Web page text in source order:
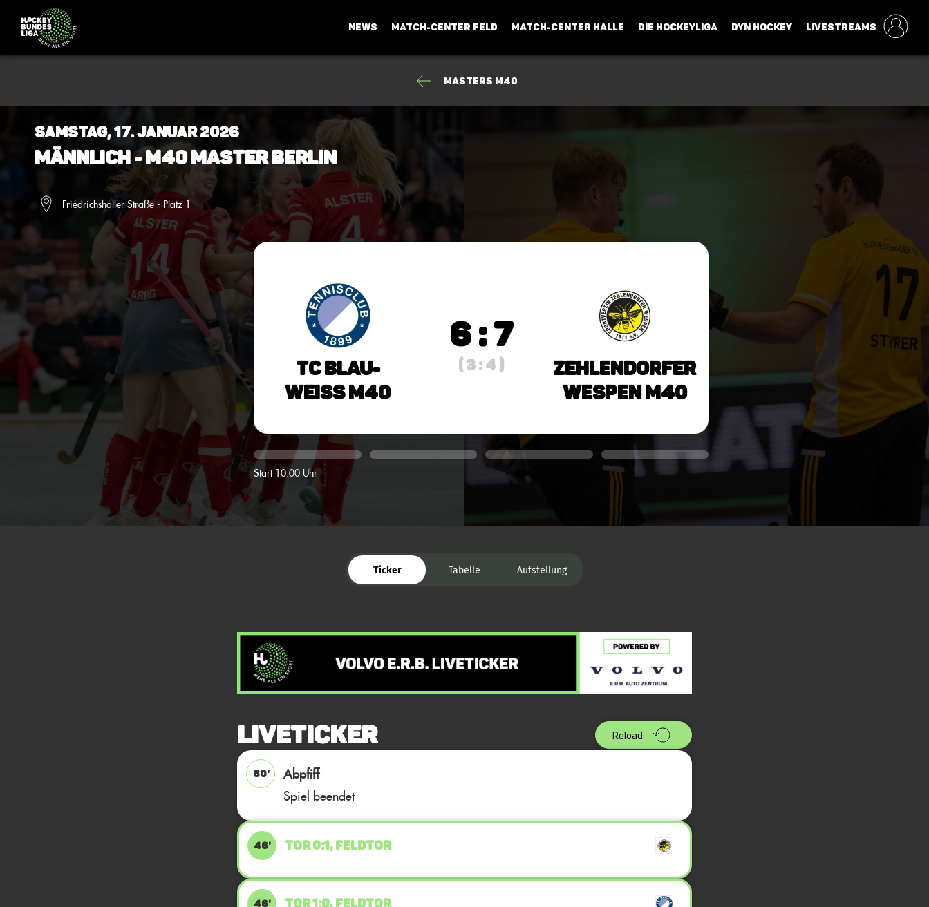
NEWS MATCH-CENTER FELD MATCH-CENTER HALLE DIE HOCKEYLIGA DYN HOCKEY LIVESTREAMS
Masters M40
Samstag, 17. Januar 2026
Männlich - M40 Master Berlin
Friedrichshaller Straße - Platz 1
TC Blau-
Weiss M40
6 : 7
( 3 : 4 )
Zehlendorfer
Wespen M40
Start 10:00 Uhr
Ticker Tabelle Aufstellung
Liveticker Reload
60'
Abpfiff
Spiel beendet
46' TOR 0:1, FELDTOR
46' TOR 1:0, FELDTOR